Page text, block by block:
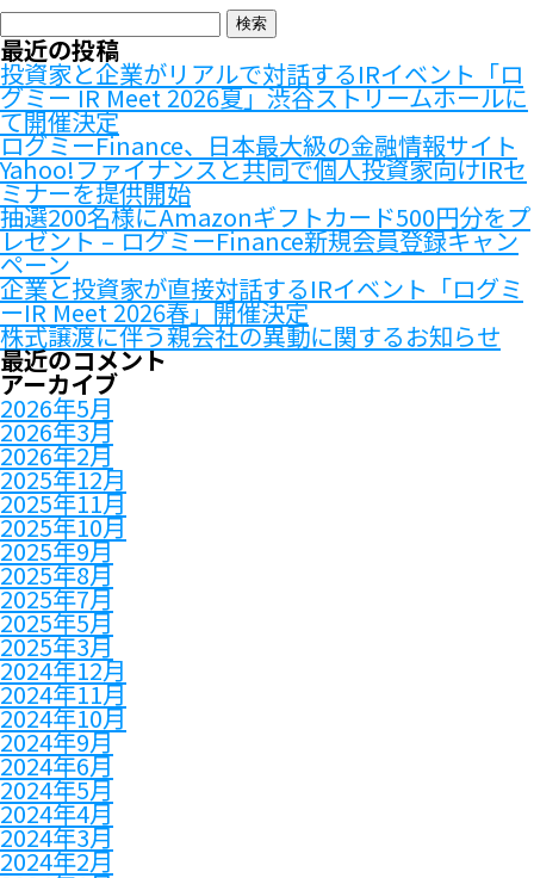
検
索:
最近の投稿
投資家と企業がリアルで対話するIRイベント「ロ
グミー IR Meet 2026夏」渋谷ストリームホールに
て開催決定
ログミーFinance、日本最大級の金融情報サイト
Yahoo!ファイナンスと共同で個人投資家向けIRセ
ミナーを提供開始
抽選200名様にAmazonギフトカード500円分をプ
レゼント – ログミーFinance新規会員登録キャン
ペーン
企業と投資家が直接対話するIRイベント「ログミ
ーIR Meet 2026春」開催決定
株式譲渡に伴う親会社の異動に関するお知らせ
最近のコメント
アーカイブ
2026年5月
2026年3月
2026年2月
2025年12月
2025年11月
2025年10月
2025年9月
2025年8月
2025年7月
2025年5月
2025年3月
2024年12月
2024年11月
2024年10月
2024年9月
2024年6月
2024年5月
2024年4月
2024年3月
2024年2月